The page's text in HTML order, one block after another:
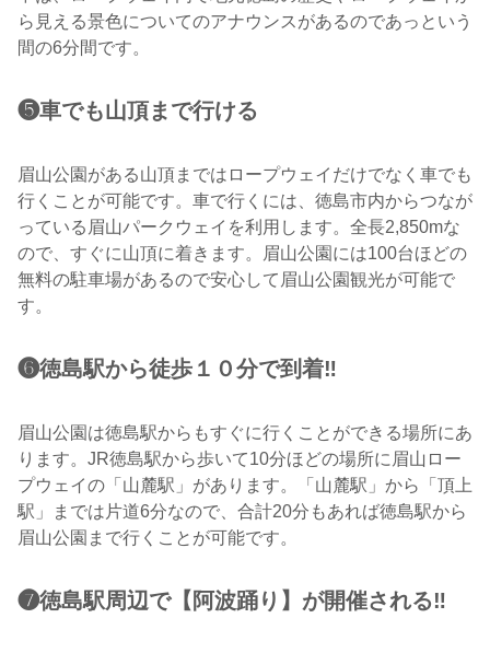
ら見える景色についてのアナウンスがあるのであっという
間の6分間です。
❺車でも山頂まで行ける
眉山公園がある山頂まではロープウェイだけでなく車でも
行くことが可能です。車で行くには、徳島市内からつなが
っている眉山パークウェイを利用します。全長2,850mな
ので、すぐに山頂に着きます。眉山公園には100台ほどの
無料の駐車場があるので安心して眉山公園観光が可能で
す。
❻徳島駅から徒歩１０分で到着‼︎
眉山公園は徳島駅からもすぐに行くことができる場所にあ
ります。JR徳島駅から歩いて10分ほどの場所に眉山ロー
プウェイの「山麓駅」があります。「山麓駅」から「頂上
駅」までは片道6分なので、合計20分もあれば徳島駅から
眉山公園まで行くことが可能です。
❼徳島駅周辺で【阿波踊り】が開催される‼︎